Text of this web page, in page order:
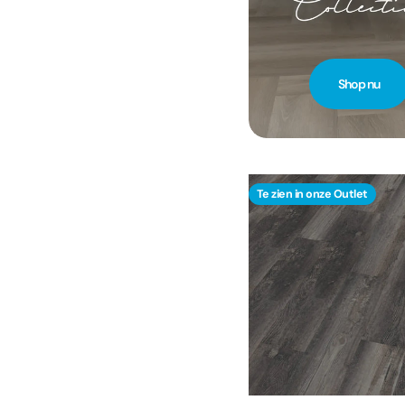
Shop nu
Te zien in onze Outlet